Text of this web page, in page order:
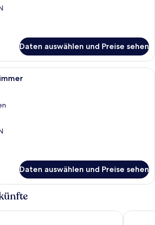
Daten auswählen und Preise sehen
Ein ordentlich bezogenes Bett mit
Daten auswählen und Preise sehen
Hotel